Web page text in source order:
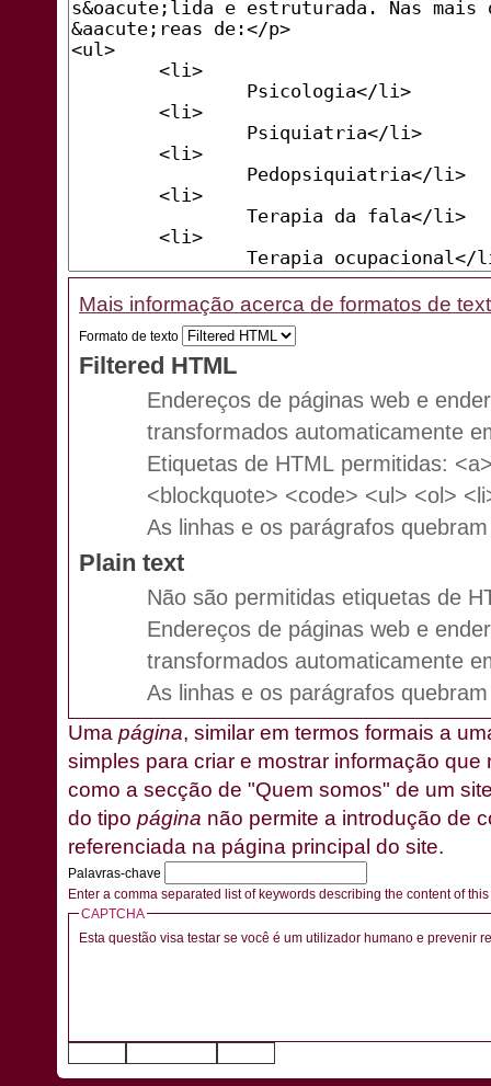
Mais informação acerca de formatos de
Formato de texto
Filtered HTML
Endereços de páginas web e
transformados automaticamente
Etiquetas de HTML permitidas:
<blockquote> <code> <ul> <ol>
As linhas e os parágrafos
Plain text
Não são permitidas etiquetas de
Endereços de páginas web e
transformados automaticamente
As linhas e os parágrafos
Uma página, similar em termos formais a
simples para criar e mostrar informação que
como a secção de "Quem somos" de um
do tipo página não permite a introdução de
referenciada na página principal do site.
Palavras-chave
Enter a comma separated list of keywords describing the content of
CAPTCHA
Esta questão visa testar se você é um utilizador humano e prevenir